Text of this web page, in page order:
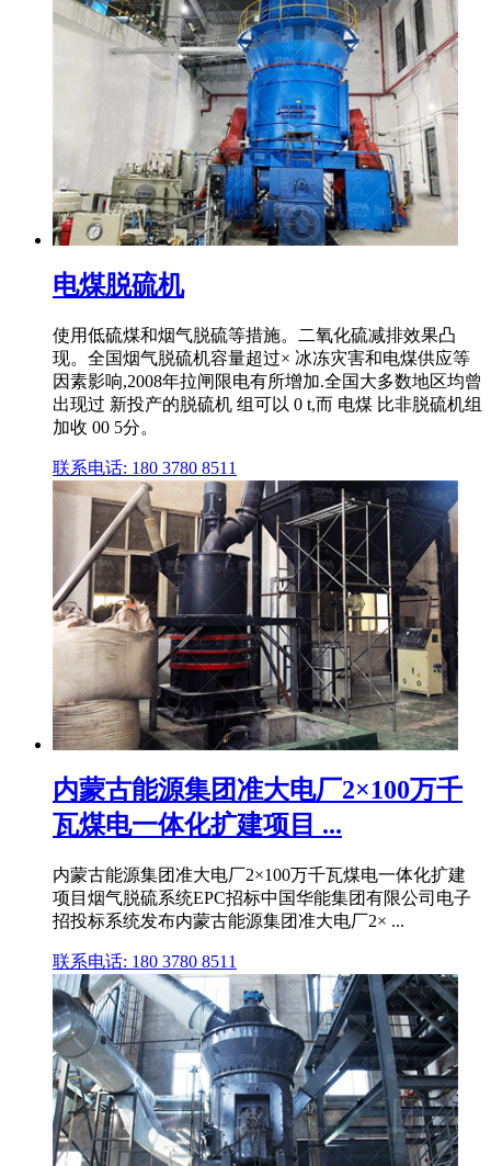
电煤脱硫机
使用低硫煤和烟气脱硫等措施。二氧化硫减排效果凸
现。全国烟气脱硫机容量超过× 冰冻灾害和电煤供应等
因素影响,2008年拉闸限电有所增加.全国大多数地区均曾
出现过 新投产的脱硫机 组可以 0 t,而 电煤 比非脱硫机组
加收 00 5分。
联系电话: 180 3780 8511
内蒙古能源集团准大电厂2×100万千
瓦煤电一体化扩建项目 ...
内蒙古能源集团准大电厂2×100万千瓦煤电一体化扩建
项目烟气脱硫系统EPC招标中国华能集团有限公司电子
招投标系统发布内蒙古能源集团准大电厂2× ...
联系电话: 180 3780 8511